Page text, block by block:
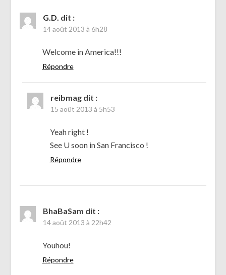
G.D. dit :
14 août 2013 à 6h28
Welcome in America!!!
Répondre
reibmag dit :
15 août 2013 à 5h53
Yeah right !
See U soon in San Francisco !
Répondre
BhaBaSam dit :
14 août 2013 à 22h42
Youhou!
Répondre